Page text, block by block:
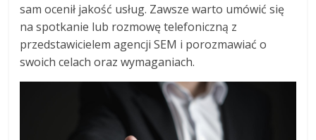
sam ocenił jakość usług. Zawsze warto umówić się
na spotkanie lub rozmowę telefoniczną z
przedstawicielem agencji SEM i porozmawiać o
swoich celach oraz wymaganiach.